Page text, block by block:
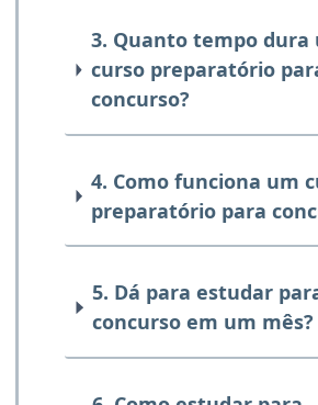
3. Quanto tempo dura
curso preparatório
concurso?
4. Como funciona um
preparatório para
5. Dá para estudar
concurso em um mês?